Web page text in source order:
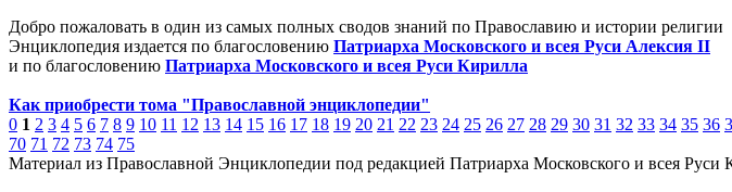
Добро пожаловать в один из самых полных сводов знаний по Православию и истории религии
Энциклопедия издается по благословению Патриарха Московского и всея Руси Алексия II
и по благословению Патриарха Московского и всея Руси Кирилла
Как приобрести тома "Православной энциклопедии"
0 1 2 3 4 5 6 7 8 9 10 11 12 13 14 15 16 17 18 19 20 21 22 23 24 25 26 27 28 29 30 31 32 33 34 35 36
70 71 72 73 74 75
Материал из Православной Энциклопедии под редакцией Патриарха Московского и всея Руси